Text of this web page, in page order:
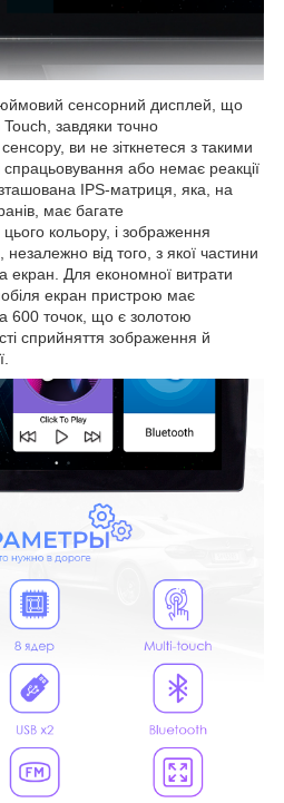
сенсорний дисплей, що
завдяки точно
ви не зіткнетеся з такими
або немає реакції
IPS-матриця, яка, на
має багате
кольору, і зображення
від того, з якої частини
екран. Для економної витрати
екран пристрою має
600 точок, що є золотою
сприйняття зображення й